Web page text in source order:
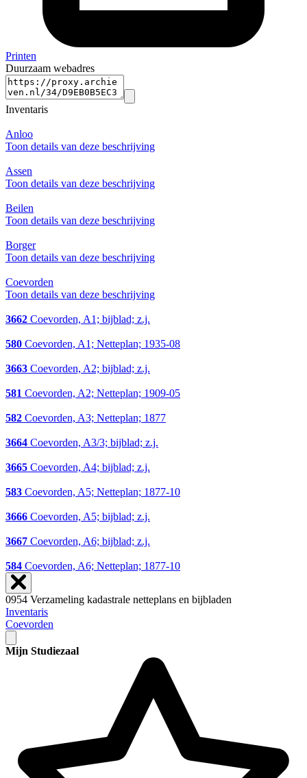
Printen
Duurzaam webadres
Inventaris
Anloo
Toon details van deze beschrijving
Assen
Toon details van deze beschrijving
Beilen
Toon details van deze beschrijving
Borger
Toon details van deze beschrijving
Coevorden
Toon details van deze beschrijving
3662 Coevorden, A1; bijblad; z.j.
580 Coevorden, A1; Netteplan; 1935-08
3663 Coevorden, A2; bijblad; z.j.
581 Coevorden, A2; Netteplan; 1909-05
582 Coevorden, A3; Netteplan; 1877
3664 Coevorden, A3/3; bijblad; z.j.
3665 Coevorden, A4; bijblad; z.j.
583 Coevorden, A5; Netteplan; 1877-10
3666 Coevorden, A5; bijblad; z.j.
3667 Coevorden, A6; bijblad; z.j.
584 Coevorden, A6; Netteplan; 1877-10
0954 Verzameling kadastrale netteplans en bijbladen
Inventaris
Coevorden
Mijn Studiezaal